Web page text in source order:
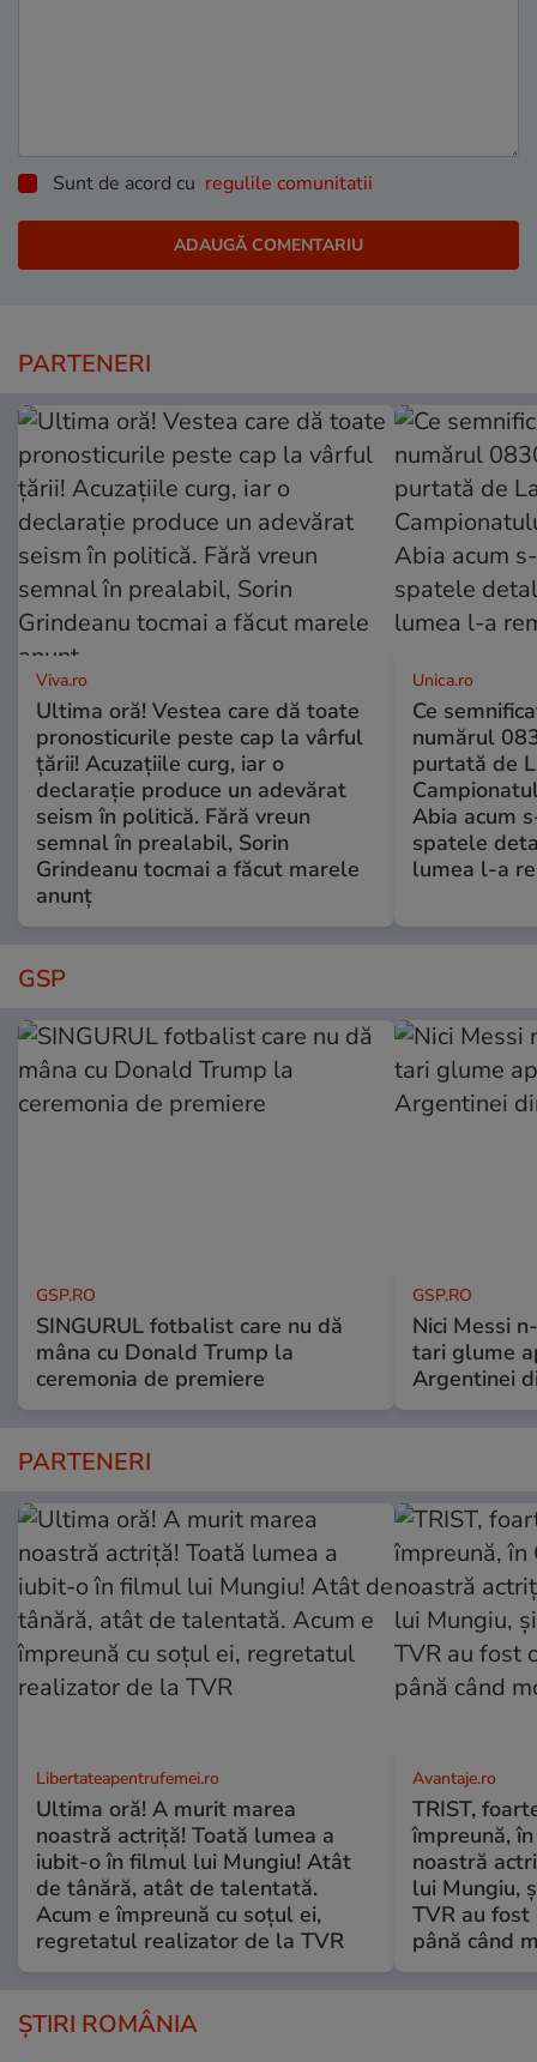
Sunt de acord cu regulile comunitatii
PARTENERI
Viva.ro
Ultima oră! Vestea care dă toate
pronosticurile peste cap la vârful
țării! Acuzațiile curg, iar o
declarație produce un adevărat
seism în politică. Fără vreun
semnal în prealabil, Sorin
Grindeanu tocmai a făcut marele
anunț
Unica.ro
Ce
numărul
purtată de
Abia acum
spatele
lumea l-a
GSP
GSP.RO
SINGURUL fotbalist care nu dă
mâna cu Donald Trump la
ceremonia de premiere
GSP.RO
Nici Messi
tari glume
Argentinei
PARTENERI
Libertateapentrufemei.ro
Ultima oră! A murit marea
noastră actriță! Toată lumea a
iubit-o în filmul lui Mungiu! Atât
de tânără, atât de talentată.
Acum e împreună cu soțul ei,
regretatul realizator de la TVR
Avantaje.ro
TRIST,
împreună,
noastră
lui Mungiu,
TVR au
până când
ȘTIRI ROMÂNIA